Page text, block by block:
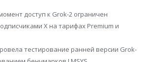
доступ к Grok-2 ограничен
X на тарифах Premium и
тестирование ранней версии Grok-